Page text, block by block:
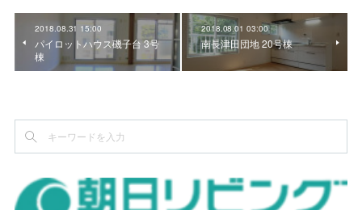
2018.08.31 15:00
パイロットハウス磯子台 3号
棟
2018.08.01 03:00
南長津田団地 20号棟